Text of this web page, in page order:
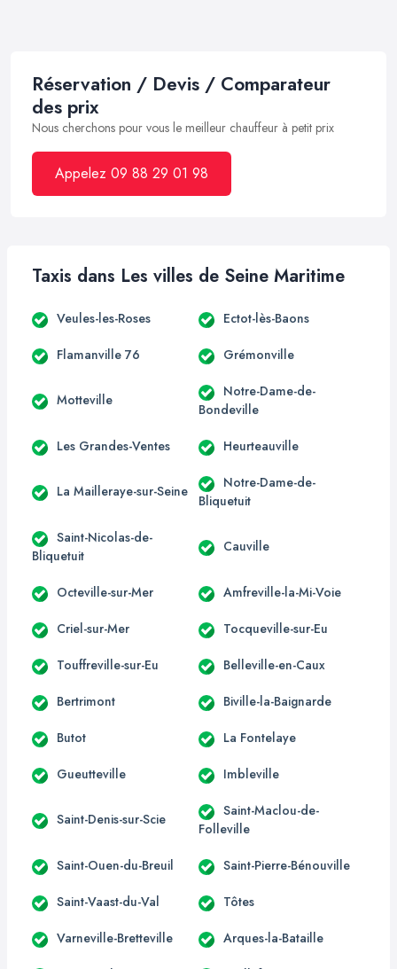
Réservation / Devis / Comparateur
des prix
Nous cherchons pour vous le meilleur chauffeur à petit prix
Appelez 09 88 29 01 98
Taxis dans Les villes de Seine Maritime
Veules-les-Roses Ectot-lès-Baons
Flamanville 76 Grémonville
Motteville
Notre-Dame-de-
Bondeville
Les Grandes-Ventes Heurteauville
La Mailleraye-sur-Seine
Notre-Dame-de-
Bliquetuit
Saint-Nicolas-de-
Bliquetuit
Cauville
Octeville-sur-Mer Amfreville-la-Mi-Voie
Criel-sur-Mer Tocqueville-sur-Eu
Touffreville-sur-Eu Belleville-en-Caux
Bertrimont Biville-la-Baignarde
Butot La Fontelaye
Gueutteville Imbleville
Saint-Denis-sur-Scie
Saint-Maclou-de-
Folleville
Saint-Ouen-du-Breuil Saint-Pierre-Bénouville
Saint-Vaast-du-Val Tôtes
Varneville-Bretteville Arques-la-Bataille